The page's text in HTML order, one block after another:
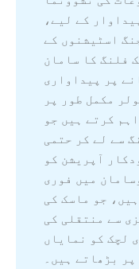
کے لیے،
اسٹیشنوں کے
فلنگ کا سامان
پر پیداواری
مکمل طور پر
کرتے ہیں جو
سے لے کر حتمی
آپریشن کو
میں فوری
جو ماسک کی
سے منتقلی کی
لچک کو نمایاں
بڑھاتے ہیں۔